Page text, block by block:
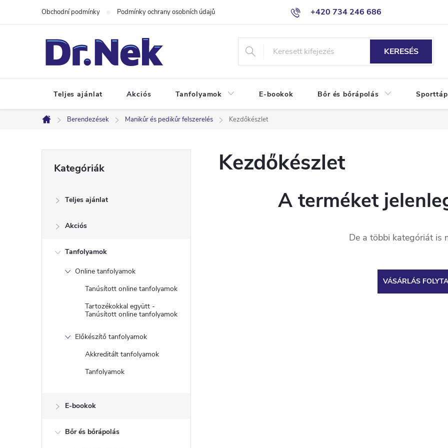
+420 734 246 686
Obchodní podmínky Podmínky ochrany osobních údajů
KERESÉS
Teljes ajánlat Akciós Tanfolyamok E-bookok Bőr és bőrápolás
Kezdőlap
Berendezések Manikűr és pedikűr felszerelés Kezdőkészlet
O
átugrása
Kategóriák
Teljes ajánlat
Akciós
Tanfolyamok
Online tanfolyamok
Tanúsított online tanfolyamok
Tartozékokkal együtt -
Tanúsított online tanfolyamok
Előkészítő tanfolyamok
Akkreditált tanfolyamok
Tanfolyamok
E-bookok
Bőr és bőrápolás
Kezdőkészlet
A terméket
De a többi kategóriát is
VÁSÁRLÁS